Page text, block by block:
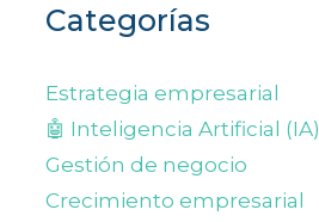
Categorías
Estrategia empresarial
🤖 Inteligencia Artificial (IA)
Gestión de negocio
Crecimiento empresarial